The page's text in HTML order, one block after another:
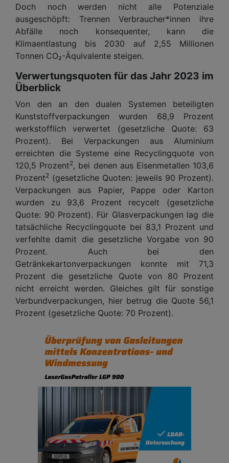
Doch noch werden nicht alle Potenziale
ausgeschöpft: Trennen Verbraucher*innen ihre
Abfälle noch konsequenter, kann die
Klimaentlastung bis 2030 auf 2,55 Millionen
Tonnen CO₂-Äquivalente steigen.
Verwertungsquoten für das Jahr 2023 im
Überblick
Von den an den dualen Systemen beteiligten
Kunststoffverpackungen wurden 68,9 Prozent
werkstofflich verwertet (gesetzliche Quote: 63
Prozent). Bei Verpackungen aus Aluminium
erreichten die Systeme eine Recyclingquote von
120,5 Prozent2 , bei denen aus Eisenmetallen 103,6
Prozent2 (gesetzliche Quoten: jeweils 90 Prozent).
Verpackungen aus Papier, Pappe oder Karton
wurden zu 93,6 Prozent recycelt (gesetzliche
Quote: 90 Prozent). Für Glasverpackungen lag die
tatsächliche Recyclingquote bei 83,1 Prozent und
verfehlte damit die gesetzliche Vorgabe von 90
Prozent. Auch bei den
Getränkekartonverpackungen konnte mit 71,3
Prozent die gesetzliche Quote von 80 Prozent
nicht erreicht werden. Gleiches gilt für sonstige
Verbundverpackungen, hier betrug die Quote 56,1
Prozent (gesetzliche Quote: 70 Prozent).